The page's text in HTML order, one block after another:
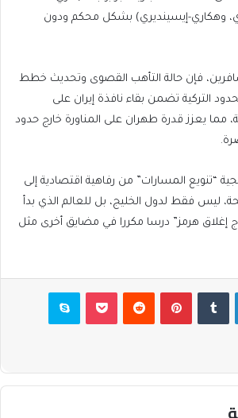
وهكاري-إيسينديري) بشكل محكم ودون
فإن حالة التأهب القصوى وتحديث خطط
التركية تضمن بقاء نافذة إيران على
مما يعزز قدرة طهران على المناورة خارج حدود
“تنويع المسارات” من رفاهية اقتصادية إلى
ليس فقط لدول الخليج، بل للعالم الذي بدأ
هرمز” درسا مكررا في مضايق أخرى مثل
لينكدإن بينتيريست بوكيت سكايب